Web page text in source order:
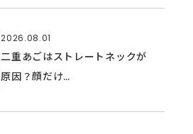
2026.08.01
二重あごはストレートネックが
原因？顔だけ…